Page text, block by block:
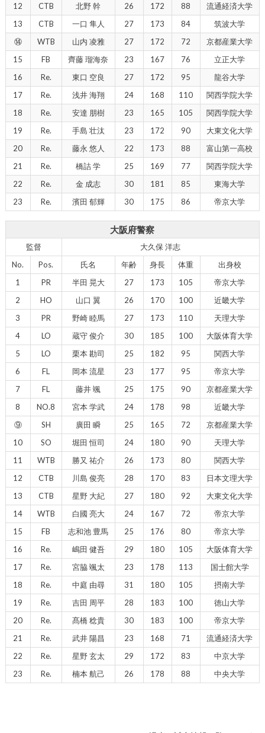
12
CTB 北野 幹 26 172 88
流通経済大学
13
CTB 一口 隼人 27 173 84
筑波大学
⑭
WTB 山内 凌雅 27 172 72
京都産業大学
15
FB 齊藤 瑠海奈 23 167 76
立正大学
16
Re. 東口 空良 27 172 95
龍谷大学
17
Re. 浅井 海翔 24 168 110
関西学院大学
18
Re. 安達 朋樹 23 165 105
関西学院大学
19
Re. 手島 壮汰 23 172 90
大東文化大学
20
Re. 藤永 悠人 22 173 88
富山第一高校
21
Re. 橋詰 学 25 169 77
関西学院大学
22
Re. 金 成志 30 181 85
東海大学
23
Re. 濱田 郁輝 30 175 86 帝京大学
大阪府警察
監督
大久保 洋志
No.
Pos. 氏名 年齢 身長 体重
出身校
1
PR 半田 晃大 27 173 105
帝京大学
2
HO 山口 翼 26 170 100
近畿大学
3
PR 野崎 睦馬 27 173 110
天理大学
4
LO 蔵守 俊介 30 185 100
大阪体育大学
5
LO 栗本 勘司 25 182 95
関西大学
6
FL 岡本 流星 23 177 95
帝京大学
7
FL 藤井 颯 25 175 90
京都産業大学
8
NO.8 宮本 学武 24 178 98
近畿大学
⑨
SH 廣田 瞬 25 165 72
京都産業大学
10
SO 堀田 恒司 24 180 90
天理大学
11
WTB 勝又 祐介 26 173 80
関西大学
12
CTB 川島 俊亮 28 170 83
日本文理大学
13
CTB 星野 大紀 27 180 92
大東文化大学
14
WTB 白國 亮大 24 167 72
帝京大学
15
FB 志和池 豊馬 25 176 80
帝京大学
16
Re. 嶋田 健吾 29 180 105
大阪体育大学
17
Re. 宮脇 颯太 23 178 113
国士館大学
18
Re. 中庭 由尋 31 180 105
摂南大学
19
Re. 吉田 周平 28 183 100
徳山大学
20
Re. 髙橋 稔貴 30 183 100
帝京大学
21
Re. 武井 陽昌 23 168 71
流通経済大学
22
Re. 星野 玄太 29 172 83
中京大学
23
Re. 楠本 航己 26 178 88 中央大学